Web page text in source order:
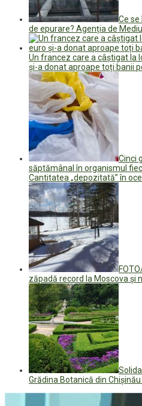
Ce
de epurare? Agenția de
Un francez care a câștigat la
și-a donat aproape toți banii
Cinci
săptămânal în organismul
Cantitatea „depozitată” în
zăpadă record la Moscova și
Grădina Botanică din